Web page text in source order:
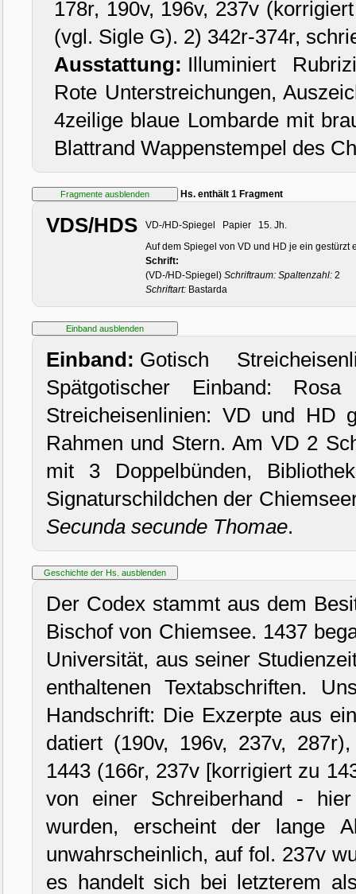
178r, 190v, 196v, 237v
(vgl. Sigle G). 2) 342r-374r,
Ausstattung: Illuminiert
Rote Unterstreichungen,
4zeilige blaue Lombarde mit
Blattrand Wappenstempel des
Hs. enthält 1 Fragment
VDS/HDS
VD-/HD-Spiegel Papier 15. Jh.
Auf dem Spiegel von VD und HD je ein gestürzt
Schrift:
(VD-/HD-Spiegel) Schriftraum: Spaltenzahl: 2
Schriftart: Bastarda
Einband: Gotisch
Spätgotischer Einband:
Streicheisenlinien: VD und HD
Rahmen und Stern. Am VD 2
mit 3 Doppelbünden,
Signaturschildchen der
Secunda secunde Thomae.
Der Codex stammt aus dem
Bischof von Chiemsee. 1437
Universität, aus seiner
enthaltenen Textabschriften.
Handschrift: Die Exzerpte aus
datiert (190v, 196v, 237v,
1443 (166r, 237v [korrigiert zu
von einer Schreiberhand -
wurden, erscheint der lange
unwahrscheinlich, auf fol. 237v
es handelt sich bei letzterem